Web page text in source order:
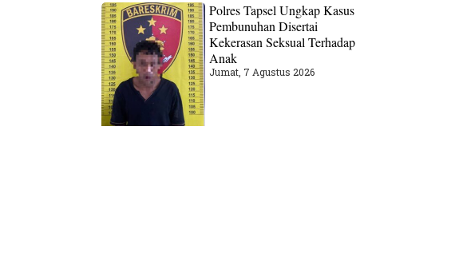
Polres Tapsel Ungkap Kasus
Pembunuhan Disertai
Kekerasan Seksual Terhadap
Anak
Jumat, 7 Agustus 2026